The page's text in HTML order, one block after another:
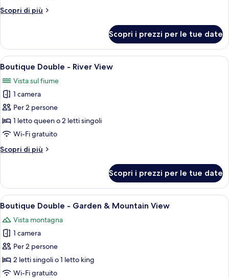
Jungfrau
Scopri di più
Altri
Single
Jungfrau
Scopri i prezzi per le tue date
Apri
tutte
le
foto
per
Boutique
Double
River
Camera d'hotel con un letto grande,
5
Boutique Double - River View
Vista sul fiume
1 camera
Per 2 persone
1 letto queen o 2 letti singoli
Wi-Fi gratuito
Scopri di più
Altri
Double
River
Scopri i prezzi per le tue date
Apri
tutte
le
foto
per
Boutique
Double
Una camera d'albergo con due letti,
6
Boutique Double - Garden & Mountain View
Vista montagna
1 camera
Per 2 persone
2 letti singoli o 1 letto king
Wi-Fi gratuito